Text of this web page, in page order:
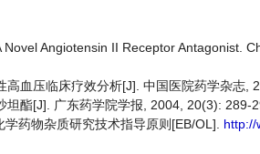
Angiotensin II Receptor Antagonist.
血压临床疗效分析[J]. 中国医院药学杂志,
酯[J]. 广东药学院学报, 2004, 20(3): 289-
药物杂质研究技术指导原则[EB/OL]. http://